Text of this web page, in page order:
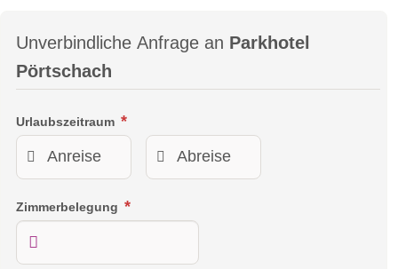
Unverbindliche Anfrage an Parkhotel
Pörtschach
Urlaubszeitraum
Zimmerbelegung